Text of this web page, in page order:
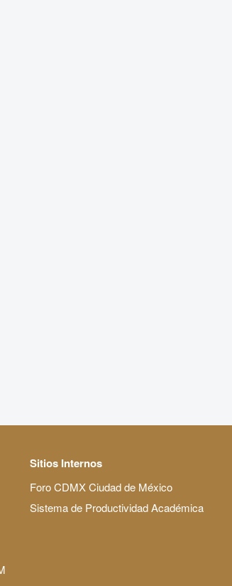
Sitios Internos
Foro CDMX Ciudad de México
Sistema de Productividad Académica